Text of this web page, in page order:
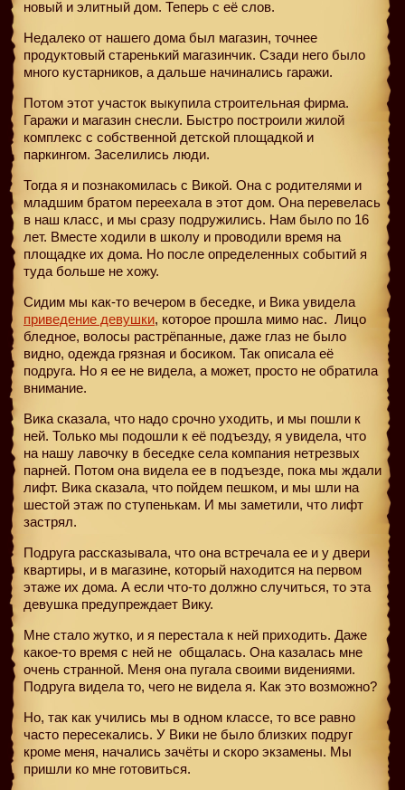
новый и элитный дом. Теперь с её слов.
Недалеко от нашего дома был магазин, точнее
продуктовый старенький магазинчик. Сзади него было
много кустарников, а дальше начинались гаражи.
Потом этот участок выкупила строительная фирма.
Гаражи и магазин снесли. Быстро построили жилой
комплекс с собственной детской площадкой и
паркингом. Заселились люди.
Тогда я и познакомилась с Викой. Она с родителями и
младшим братом переехала в этот дом. Она перевелась
в наш класс, и мы сразу подружились. Нам было по 16
лет. Вместе ходили в школу и проводили время на
площадке их дома. Но после определенных событий я
туда больше не хожу.
Сидим мы как-то вечером в беседке, и Вика увидела
приведение девушки, которое прошла мимо нас. Лицо
бледное, волосы растрёпанные, даже глаз не было
видно, одежда грязная и босиком. Так описала её
подруга. Но я ее не видела, а может, просто не обратила
внимание.
Вика сказала, что надо срочно уходить, и мы пошли к
ней. Только мы подошли к её подъезду, я увидела, что
на нашу лавочку в беседке села компания нетрезвых
парней. Потом она видела ее в подъезде, пока мы ждали
лифт. Вика сказала, что пойдем пешком, и мы шли на
шестой этаж по ступенькам. И мы заметили, что лифт
застрял.
Подруга рассказывала, что она встречала ее и у двери
квартиры, и в магазине, который находится на первом
этаже их дома. А если что-то должно случиться, то эта
девушка предупреждает Вику.
Мне стало жутко, и я перестала к ней приходить. Даже
какое-то время с ней не общалась. Она казалась мне
очень странной. Меня она пугала своими видениями.
Подруга видела то, чего не видела я. Как это возможно?
Но, так как учились мы в одном классе, то все равно
часто пересекались. У Вики не было близких подруг
кроме меня, начались зачёты и скоро экзамены. Мы
пришли ко мне готовиться.